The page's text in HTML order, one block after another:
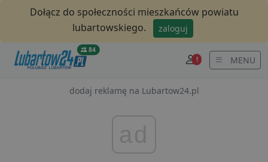
Dołącz do społeczności mieszkańców powiatu
lubartowskiego.
zaloguj
84
! MENU
dodaj reklamę na Lubartow24.pl